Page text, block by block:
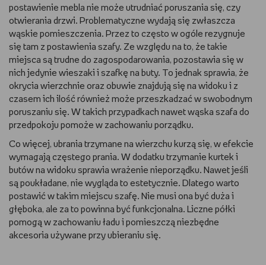
PORADNIKI
WYWIADY
WSZYSTKO O LEGO
REDAKCJA
POD PATRONATEM EMPIKU
postawienie mebla nie może utrudniać poruszania się, czy
otwierania drzwi. Problematyczne wydają się zwłaszcza
wąskie pomieszczenia. Przez to często w ogóle rezygnuje
się tam z postawienia szafy. Ze względu na to, że takie
miejsca są trudne do zagospodarowania, pozostawia się w
nich jedynie wieszaki i szafkę na buty. To jednak sprawia, że
okrycia wierzchnie oraz obuwie znajdują się na widoku i z
czasem ich ilość również może przeszkadzać w swobodnym
poruszaniu się. W takich przypadkach nawet wąska szafa do
przedpokoju pomoże w zachowaniu porządku.
Co więcej, ubrania trzymane na wierzchu kurzą się, w efekcie
wymagają częstego prania. W dodatku trzymanie kurtek i
butów na widoku sprawia wrażenie nieporządku. Nawet jeśli
są poukładane, nie wygląda to estetycznie. Dlatego warto
postawić w takim miejscu szafę. Nie musi ona być duża i
głęboka, ale za to powinna być funkcjonalna. Liczne półki
pomogą w zachowaniu ładu i pomieszczą niezbędne
akcesoria używane przy ubieraniu się.